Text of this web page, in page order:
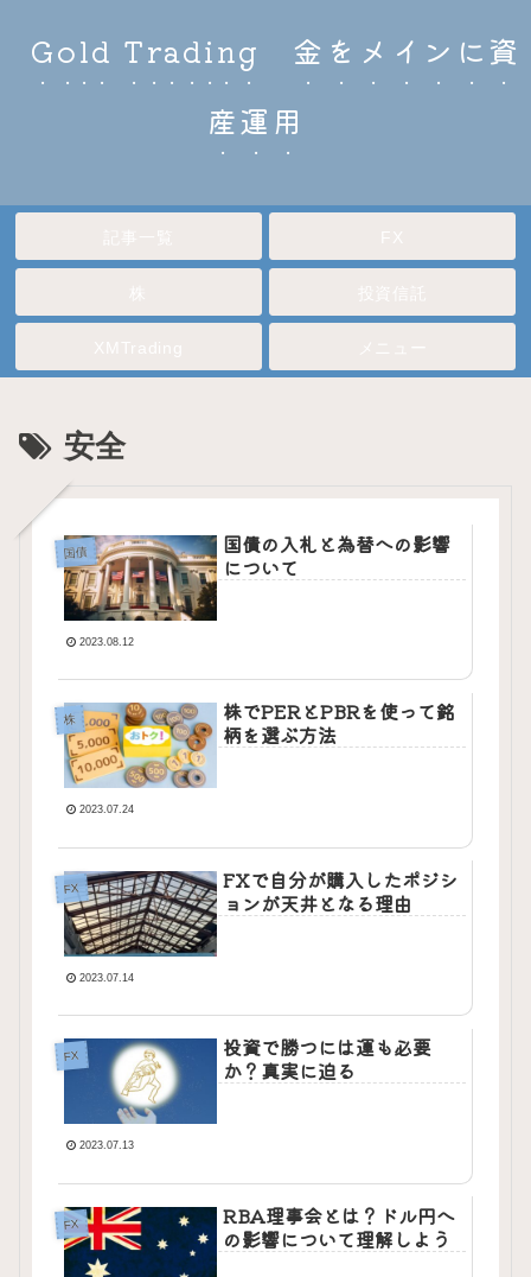
Gold Trading 金をメインに資
産運用
安全
国債
国債の入札と為替への影響
について
2023.08.12
株
株でPERとPBRを使って銘
柄を選ぶ方法
2023.07.24
FX
FXで自分が購入したポジシ
ョンが天井となる理由
2023.07.14
FX
投資で勝つには運も必要
か？真実に迫る
2023.07.13
FX
RBA理事会とは？ドル円へ
の影響について理解しよう